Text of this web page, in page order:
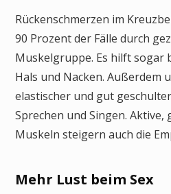
Rückenschmerzen im
90 Prozent der Fälle durch
Muskelgruppe. Es hilft sogar
Hals und Nacken. Außerdem
elastischer und gut
Sprechen und Singen.
Muskeln steigern auch die
Mehr Lust beim Sex